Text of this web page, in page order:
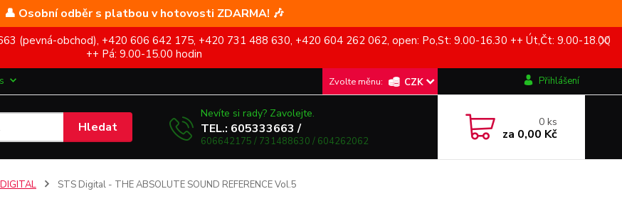
👤 Osobní odběr s platbou v hotovosti ZDARMA! 🎶
(pevná-obchod), +420 606 642 175, +420 731 488 630, +420 604 262 062, open: Po,St: 9.00-16.30 ++ Út,Čt: 9.00-18.00
++ Pá: 9.00-15.00 hodin
CZK Přihlášení
Hledat
Nevíte si rady? Zavolejte.
TEL.: 605333663 /
606642175 / 731488630 / 604262062
0ks
za 0,00 Kč
STS Digital - THE ABSOLUTE SOUND REFERENCE Vol.5